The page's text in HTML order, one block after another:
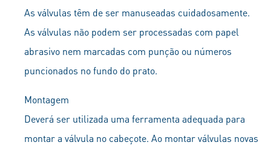
As válvulas têm de ser manuseadas cuidadosamente.
As válvulas não podem ser processadas com papel
abrasivo nem marcadas com punção ou números
puncionados no fundo do prato.
Montagem
Deverá ser utilizada uma ferramenta adequada para
montar a válvula no cabeçote. Ao montar válvulas novas